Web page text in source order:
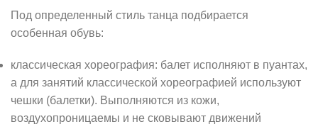
Под определенный стиль танца подбирается
особенная обувь:
классическая хореография: балет исполняют в пуантах,
а для занятий классической хореографией используют
чешки (балетки). Выполняются из кожи,
воздухопроницаемы и не сковывают движений